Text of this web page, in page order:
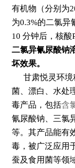
有机物（分别为
为0.3%的二氯异
10 分钟后，核酸
二氯异氰尿酸钠
坏效果。
甘肃悦灵环境
菌、漂白、水处
毒产品，包括含
氰尿酸钠、三氯
等。其产品能有
毒，被广泛应用
蚕及食用菌等领